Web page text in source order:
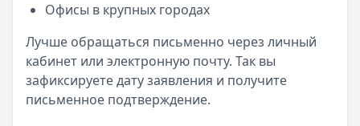
Офисы в крупных городах
Лучше обращаться письменно через личный
кабинет или электронную почту. Так вы
зафиксируете дату заявления и получите
письменное подтверждение.